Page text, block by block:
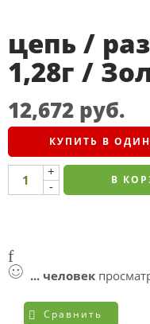
цепь /
1,28г /
12,672 руб.
КУПИТЬ В
+
-
В
... человек
Сравнить